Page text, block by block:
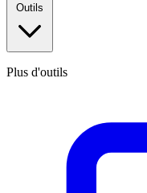
Outils
Plus d'outils